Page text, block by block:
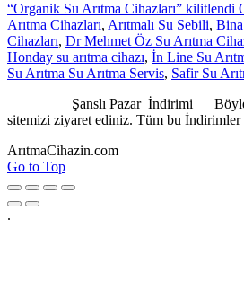
“Organik Su Arıtma Cihazları” kilitlendi
Arıtma Cihazları, Arıtmalı Su Sebili, Bina
Cihazları, Dr Mehmet Öz Su Arıtma
Honday su arıtma cihazı, İn Line Su
Su Arıtma Su Arıtma Servis, Safir Su
Şanslı Pazar İndirimi Böyle
sitemizi ziyaret ediniz. Tüm bu İndirimler
ArıtmaCihazin.com
Go to Top
.